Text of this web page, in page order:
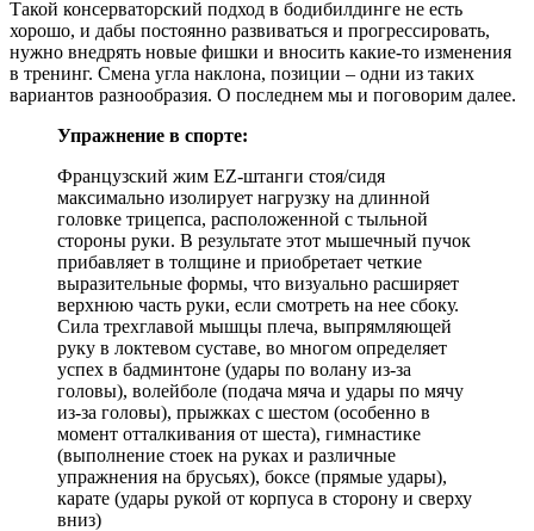
Такой консерваторский подход в бодибилдинге не есть
хорошо, и дабы постоянно развиваться и прогрессировать,
нужно внедрять новые фишки и вносить какие-то изменения
в тренинг. Смена угла наклона, позиции – одни из таких
вариантов разнообразия. О последнем мы и поговорим далее.
Упражнение в спорте:
Французский жим EZ-штанги стоя/сидя
максимально изолирует нагрузку на длинной
головке трицепса, расположенной с тыльной
стороны руки. В результате этот мышечный пучок
прибавляет в толщине и приобретает четкие
выразительные формы, что визуально расширяет
верхнюю часть руки, если смотреть на нее сбоку.
Сила трехглавой мышцы плеча, выпрямляющей
руку в локтевом суставе, во многом определяет
успех в бадминтоне (удары по волану из-за
головы), волейболе (подача мяча и удары по мячу
из-за головы), прыжках с шестом (особенно в
момент отталкивания от шеста), гимнастике
(выполнение стоек на руках и различные
упражнения на брусьях), боксе (прямые удары),
карате (удары рукой от корпуса в сторону и сверху
вниз)